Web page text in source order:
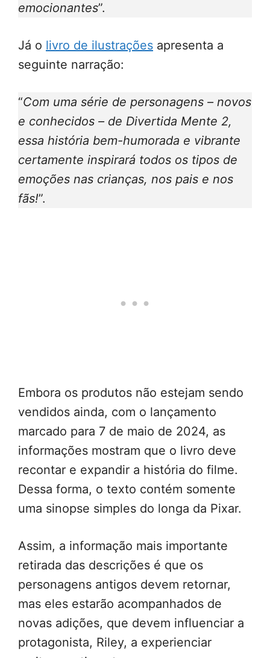
emocionantes”.
Já o livro de ilustrações apresenta a
seguinte narração:
“Com uma série de personagens – novos
e conhecidos – de Divertida Mente 2,
essa história bem-humorada e vibrante
certamente inspirará todos os tipos de
emoções nas crianças, nos pais e nos
fãs!”.
Embora os produtos não estejam sendo
vendidos ainda, com o lançamento
marcado para 7 de maio de 2024, as
informações mostram que o livro deve
recontar e expandir a história do filme.
Dessa forma, o texto contém somente
uma sinopse simples do longa da Pixar.
Assim, a informação mais importante
retirada das descrições é que os
personagens antigos devem retornar,
mas eles estarão acompanhados de
novas adições, que devem influenciar a
protagonista, Riley, a experienciar